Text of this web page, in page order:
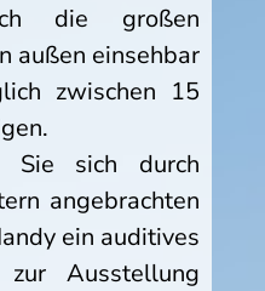
die großen
außen einsehbar
zwischen 15
Sie sich durch
angebrachten
ein auditives
zur Ausstellung